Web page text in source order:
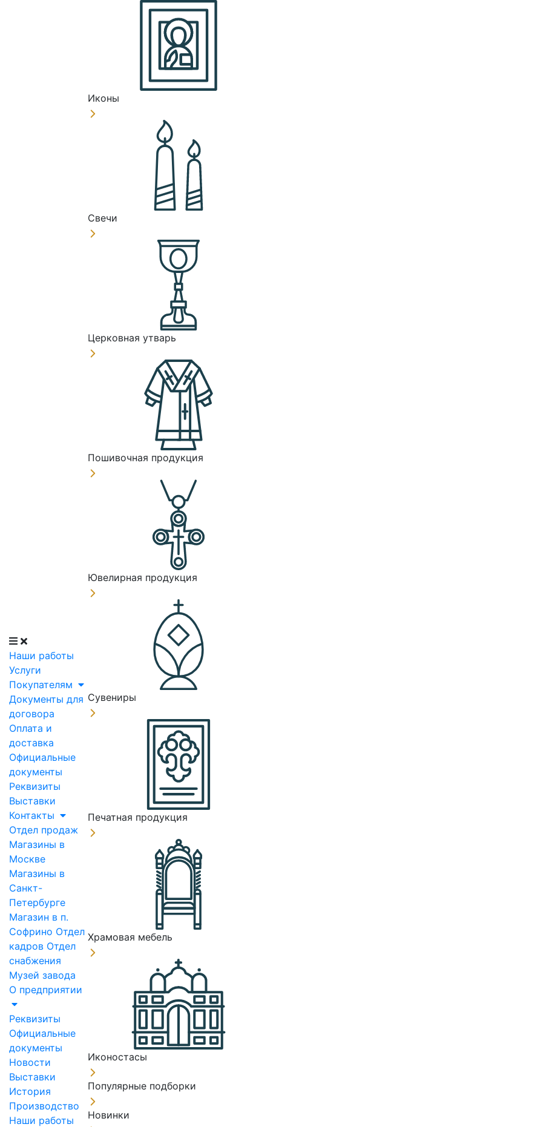
Наши работы
Услуги
Покупателям
Документы для
договора
Оплата и
доставка
Официальные
документы
Реквизиты
Выставки
Контакты
Отдел продаж
Магазины в
Москве
Магазины в
Санкт-
Петербурге
Магазин в п.
Софрино Отдел
кадров Отдел
снабжения
Музей завода
О предприятии
Реквизиты
Официальные
документы
Новости
Выставки
История
Производство
Наши работы
Иконы
Свечи
Церковная утварь
Пошивочная продукция
Ювелирная продукция
Сувениры
Печатная продукция
Храмовая мебель
Иконостасы
Популярные подборки
Новинки